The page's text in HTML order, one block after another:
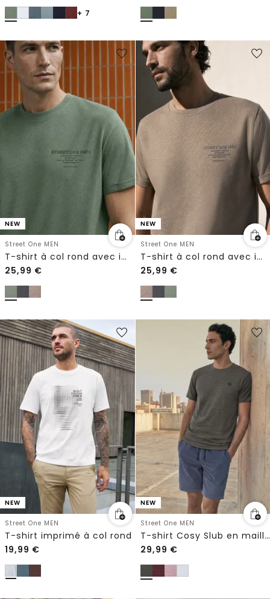
+ 7
NEW
Street One MEN
T-shirt à col rond avec imprimé sur la poitrine
25,99 €
NEW
Street One MEN
T-shirt à col rond avec imprimé sur la poitrine
25,99 €
NEW
Street One MEN
T-shirt imprimé à col rond
19,99 €
NEW
Street One MEN
T-shirt Cosy Slub en maille texturée
29,99 €